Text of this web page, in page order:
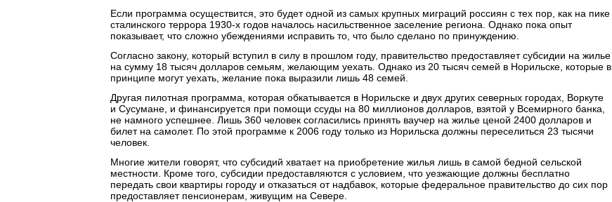
Если программа осуществится, это будет одной из самых крупных миграций россиян с тех пор, как на пике
сталинского террора 1930-х годов началось насильственное заселение региона. Однако пока опыт
показывает, что сложно убеждениями исправить то, что было сделано по принуждению.
Согласно закону, который вступил в силу в прошлом году, правительство предоставляет субсидии на жилье
на сумму 18 тысяч долларов семьям, желающим уехать. Однако из 20 тысяч семей в Норильске, которые в
принципе могут уехать, желание пока выразили лишь 48 семей.
Другая пилотная программа, которая обкатывается в Норильске и двух других северных городах, Воркуте
и Сусумане, и финансируется при помощи ссуды на 80 миллионов долларов, взятой у Всемирного банка,
не намного успешнее. Лишь 360 человек согласились принять ваучер на жилье ценой 2400 долларов и
билет на самолет. По этой программе к 2006 году только из Норильска должны переселиться 23 тысячи
человек.
Многие жители говорят, что субсидий хватает на приобретение жилья лишь в самой бедной сельской
местности. Кроме того, субсидии предоставляются с условием, что уезжающие должны бесплатно
передать свои квартиры городу и отказаться от надбавок, которые федеральное правительство до сих пор
предоставляет пенсионерам, живущим на Севере.